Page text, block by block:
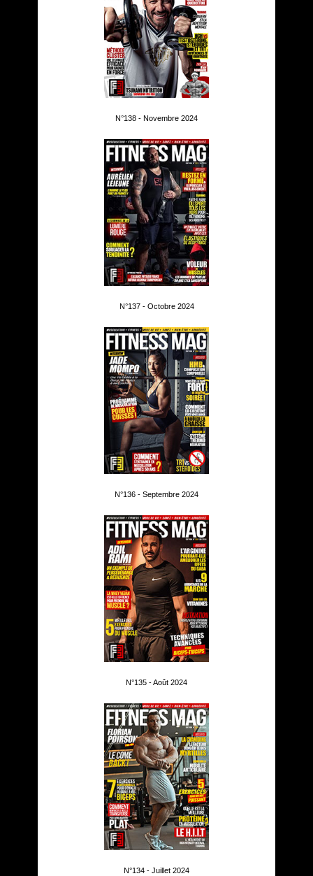
N°138 - Novembre 2024
N°137 - Octobre 2024
N°136 - Septembre 2024
N°135 - Août 2024
N°134 - Juillet 2024